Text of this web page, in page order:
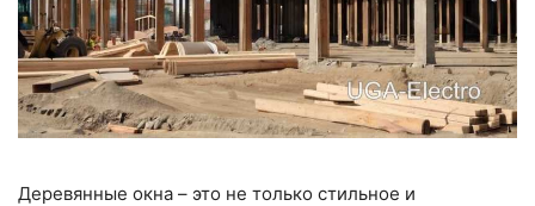
Деревянные окна – это не только стильное и